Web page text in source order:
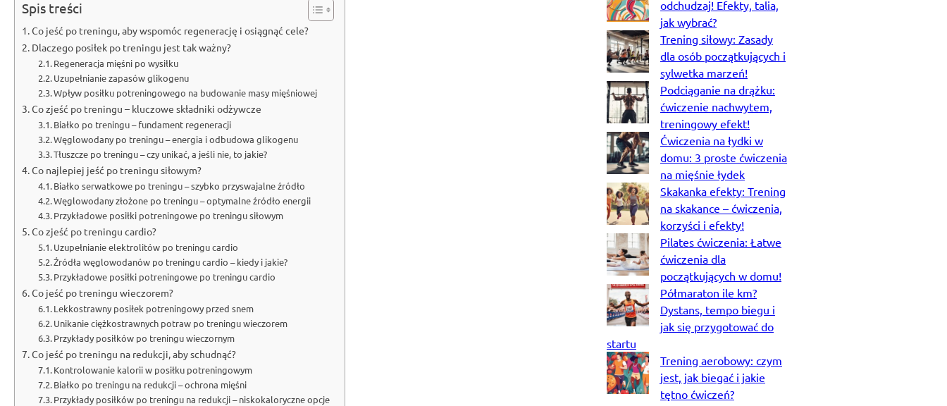
Spis treści
Co jeść po treningu, aby wspomóc regenerację i osiągnąć cele?
Dlaczego posiłek po treningu jest tak ważny?
Regeneracja mięśni po wysiłku
Uzupełnianie zapasów glikogenu
Wpływ posiłku potreningowego na budowanie masy mięśniowej
Co zjeść po treningu – kluczowe składniki odżywcze
Białko po treningu – fundament regeneracji
Węglowodany po treningu – energia i odbudowa glikogenu
Tłuszcze po treningu – czy unikać, a jeśli nie, to jakie?
Co najlepiej jeść po treningu siłowym?
Białko serwatkowe po treningu – szybko przyswajalne źródło
Węglowodany złożone po treningu – optymalne źródło energii
Przykładowe posiłki potreningowe po treningu siłowym
Co zjeść po treningu cardio?
Uzupełnianie elektrolitów po treningu cardio
Źródła węglowodanów po treningu cardio – kiedy i jakie?
Przykładowe posiłki potreningowe po treningu cardio
Co jeść po treningu wieczorem?
Lekkostrawny posiłek potreningowy przed snem
Unikanie ciężkostrawnych potraw po treningu wieczorem
Przykłady posiłków po treningu wieczornym
Co jeść po treningu na redukcji, aby schudnąć?
Kontrolowanie kalorii w posiłku potreningowym
Białko po treningu na redukcji – ochrona mięśni
Przykłady posiłków po treningu na redukcji – niskokaloryczne opcje
odchudzaj! Efekty, talia,
jak wybrać?
Trening siłowy: Zasady
dla osób początkujących i
sylwetka marzeń!
Podciąganie na drążku:
ćwiczenie nachwytem,
treningowy efekt!
Ćwiczenia na łydki w
domu: 3 proste ćwiczenia
na mięśnie łydek
Skakanka efekty: Trening
na skakance – ćwiczenia,
korzyści i efekty!
Pilates ćwiczenia: Łatwe
ćwiczenia dla
początkujących w domu!
Półmaraton ile km?
Dystans, tempo biegu i
jak się przygotować do
startu
Trening aerobowy: czym
jest, jak biegać i jakie
tętno ćwiczeń?